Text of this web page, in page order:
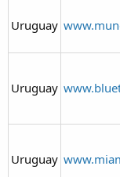
Uruguay
Uruguay
Uruguay